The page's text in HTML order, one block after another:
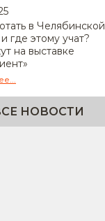
в Челябинской
где этому учат?
на выставке
НОВОСТИ